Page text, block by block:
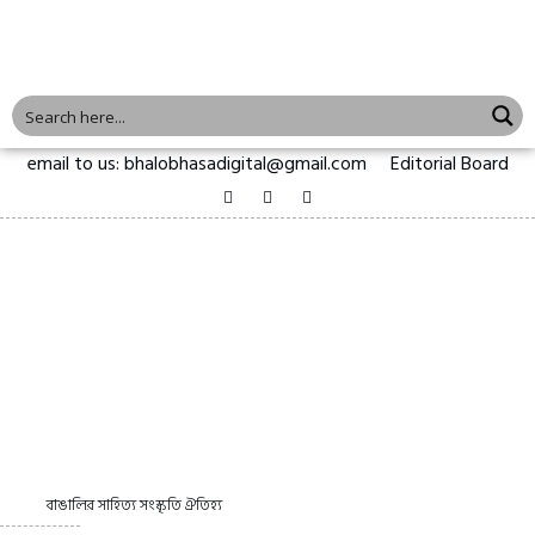
email to us: bhalobhasadigital@gmail.com Editorial Board
বাঙালির সাহিত্য সংস্কৃতি ঐতিহ্য